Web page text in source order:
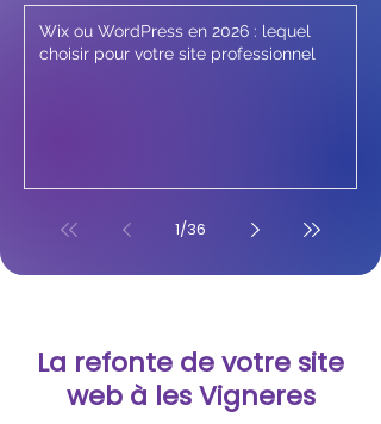
Wix ou WordPress en 2026 : lequel
choisir pour votre site professionnel
1/36
La refonte de votre site
web à les Vigneres